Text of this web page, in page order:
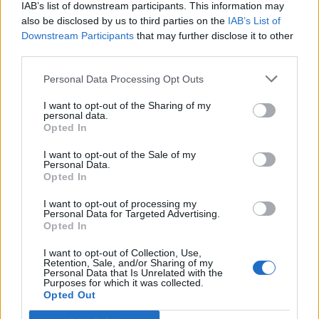
IAB’s list of downstream participants. This information may
also be disclosed by us to third parties on the IAB’s List of
Downstream Participants that may further disclose it to other
Personal Data Processing Opt Outs
I want to opt-out of the Sharing of my
personal data.
Opted In
I want to opt-out of the Sale of my
Personal Data.
Opted In
I want to opt-out of processing my
Personal Data for Targeted Advertising.
Opted In
I want to opt-out of Collection, Use,
Retention, Sale, and/or Sharing of my
Personal Data that Is Unrelated with the
Purposes for which it was collected.
Opted Out
evidências de que o ambiente digital provoque mudanças
genéticas na espécie humana. A adaptação observada,
afirma, ocorre por meio da neuroplasticidade, processo
pelo qual os circuitos neurais se reorganizam em
resposta às experiências.
“O principal desafio é preservar a capacidade de reflexão
profunda em um contexto marcado pela abundância de
informações e pela rápida evolução tecnológica. O
potencial cognitivo humano permanece, mas o seu
desenvolvimento depende de como o cérebro é
Agrela Rodrigues.
Por Ígor Lopes
O “Millennium Estoril Open 2026” decorreu entre os
Cascais, a oeste de Lisboa, assinalando o regresso da
competição ao circuito “ATP Tour” na categoria “ATP
circuito “Challenger”. O francês Luca Van Assche
conquistou o primeiro título ATP da carreira ao
uma edição marcada pela elevada competitividade, pela
forte presença de tenistas portugueses e pela projeção
O torneio arrancou com a fase de qualificação, nos dias
18 e 19 de julho, reunindo dezenas de atletas em busca
de um lugar no quadro principal. A cerimónia de